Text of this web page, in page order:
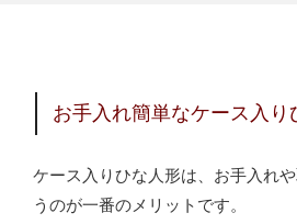
お手入れ簡単なケース入り
ケース入りひな人形は、お手入れ
うのが一番のメリットです。